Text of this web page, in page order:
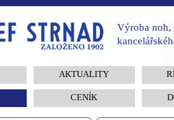
Výroba noh,
AKTUALITY
CENÍK